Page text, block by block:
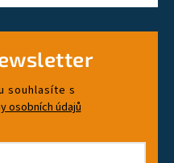
souhlasíte s
osobních údajů